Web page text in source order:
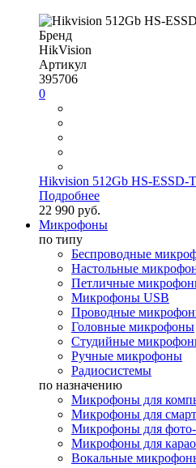
Бренд
HikVision
Артикул
395706
0
Hikvision 512Gb HS-ESSD-
Подробнее
22 990 руб.
Микрофоны
по типу
Беспроводные
Настольные
Петличные
Микрофоны USB
Проводные
Головные микрофоны
Студийные
Ручные микрофоны
Радиосистемы
по назначению
Микрофоны для
Микрофоны для
Микрофоны для
Микрофоны для
Вокальные